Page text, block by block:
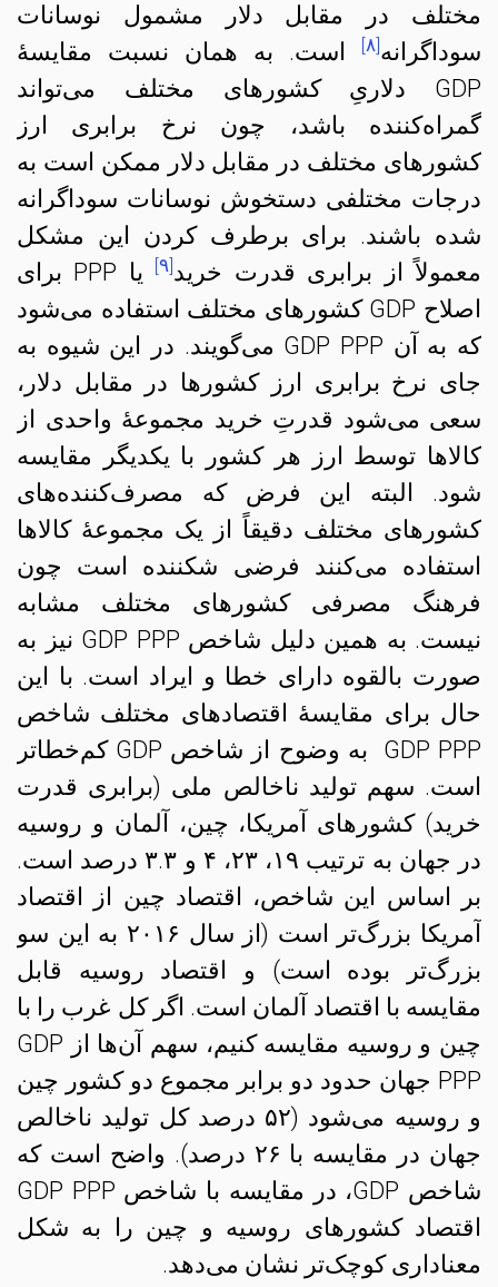
مختلف در مقابل دلار مشمول نوسانات
سوداگرانه[۸]
‌ است. به همان نسبت مقایسهٔ
GDP دلاریِ کشورهای مختلف می‌تواند
گمراه‌کننده باشد، چون نرخ برابری ارز
کشورهای مختلف در مقابل دلار ممکن است به
درجات مختلفی دستخوش نوسانات سوداگرانه
شده باشند. برای برطرف کردن این مشکل
معمولاً از برابری قدرت خرید[۹]
یا PPP برای
اصلاح GDP کشورهای مختلف استفاده می‌شود
که به آن GDP PPP می‌گویند. در این شیوه به
جای نرخ برابری ارز کشورها در مقابل دلار،
سعی می‌شود قدرتِ خرید مجموعهٔ واحدی از
کالاها توسط ارز هر کشور با یکدیگر مقایسه
شود. البته این فرض که مصرف‌کننده‌های
کشورهای مختلف دقیقاً از یک مجموعهٔ کالاها
استفاده می‌کنند فرضی شکننده است چون
فرهنگ مصرفی کشورهای مختلف مشابه
نیست. به همین دلیل شاخص GDP PPP نیز به
صورت بالقوه دارای خطا و ایراد است. با این
حال برای مقایسهٔ اقتصادهای مختلف شاخص
GDP PPP به وضوح از شاخص GDP کم‌خطاتر
است. سهم تولید ناخالص ملی (برابری قدرت
خرید) کشورهای آمریکا، چین، آلمان و روسیه
در جهان به ترتیب ۱۹، ۲۳، ۴ و ۳.۳ درصد است.
بر اساس این شاخص، اقتصاد چین از اقتصاد
آمریکا بزرگ‌تر است (از سال ۲۰۱۶ به این سو
بزرگ‌تر بوده است) و اقتصاد روسیه قابل
مقایسه با اقتصاد آلمان است. اگر کل غرب را با
چین و روسیه مقایسه کنیم، سهم آن‌ها از GDP
PPP جهان حدود دو برابر مجموع دو کشور چین
و روسیه می‌شود (۵۲ درصد کل تولید ناخالص
جهان در مقایسه با ۲۶ درصد). واضح است که
شاخص GDP، در مقایسه با شاخص GDP PPP
اقتصاد کشورهای روسیه و چین را به شکل
معناداری کوچک‌تر نشان می‌دهد.